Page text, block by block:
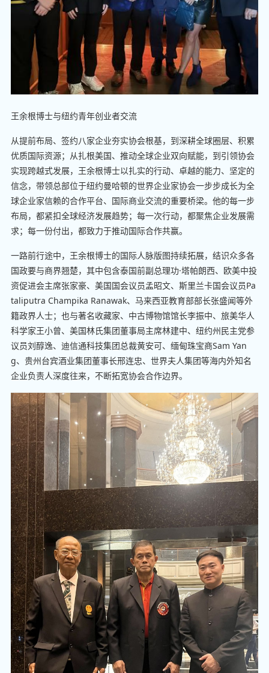
王余根博士与纽约青年创业者交流
从提前布局、签约八家企业夯实协会根基，到深耕全球圈层、积累
优质国际资源；从扎根美国、推动全球企业双向赋能，到引领协会
实现跨越式发展，王余根博士以扎实的行动、卓越的能力、坚定的
信念，带领总部位于纽约曼哈顿的世界企业家协会一步步成长为全
球企业家信赖的合作平台、国际商业交流的重要桥梁。他的每一步
布局，都紧扣全球经济发展趋势；每一次行动，都聚焦企业发展需
求；每一份付出，都致力于推动国际合作共赢。
一路前行途中，王余根博士的国际人脉版图持续拓展，结识众多各
国政要与商界翘楚，其中包含泰国前副总理功·塔帕朗西、欧美中投
资促进会主席张家豪、美国国会议员孟昭文、斯里兰卡国会议员Pa
taliputra Champika Ranawak、马来西亚教育部部长张盛闻等外
籍政界人士；也与著名收藏家、中古博物馆馆长李振中、旅美华人
科学家王小曾、美国林氏集团董事局主席林建中、纽约州民主党参
议员刘醇逸、迪信通科技集团总裁黄安可、缅甸珠宝商Sam Yan
g、贵州台宾酒业集团董事长邢连忠、世界夫人集团等海内外知名
企业负责人深度往来，不断拓宽协会合作边界。